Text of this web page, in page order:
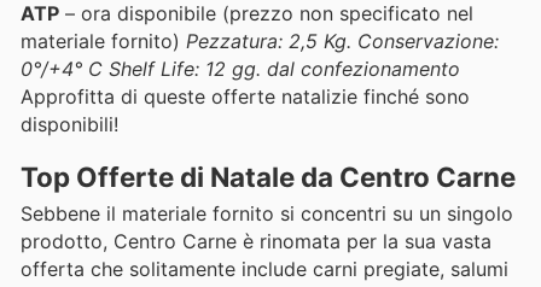
ATP – ora disponibile (prezzo non specificato nel
materiale fornito) Pezzatura: 2,5 Kg. Conservazione:
0°/+4° C Shelf Life: 12 gg. dal confezionamento
Approfitta di queste offerte natalizie finché sono
disponibili!
Top Offerte di Natale da Centro Carne
Sebbene il materiale fornito si concentri su un singolo
prodotto, Centro Carne è rinomata per la sua vasta
offerta che solitamente include carni pregiate, salumi